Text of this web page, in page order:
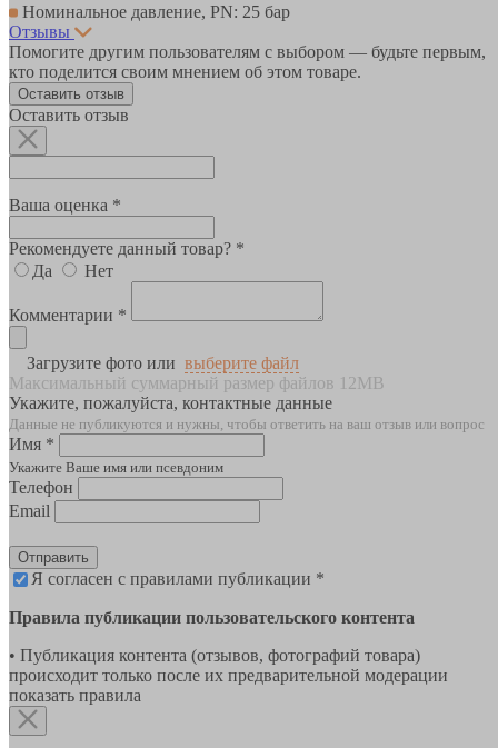
Номинальное давление, PN: 25 бар
Отзывы
Помогите другим пользователям с выбором — будьте первым,
кто поделится своим мнением об этом товаре.
Оставить отзыв
Оставить отзыв
Ваша оценка *
Рекомендуете данный товар? *
Да
Нет
Комментарии *
Загрузите фото или выберите файл
Максимальный суммарный размер файлов 12MB
Укажите, пожалуйста, контактные данные
Данные не публикуются и нужны, чтобы ответить на ваш отзыв или вопрос
Имя *
Укажите Ваше имя или псевдоним
Телефон
Email
Отправить
Я согласен с правилами публикации *
Правила публикации пользовательского контента
• Публикация контента (отзывов, фотографий товара)
происходит только после их предварительной модерации
показать правила